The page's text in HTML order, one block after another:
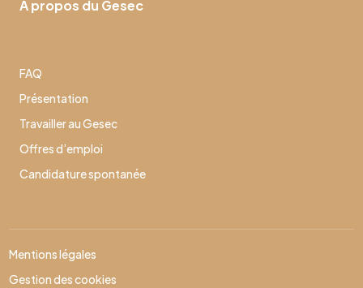
À propos du Gesec
FAQ
Présentation
Travailler au Gesec
Offres d’emploi
Candidature spontanée
Mentions légales
Gestion des cookies